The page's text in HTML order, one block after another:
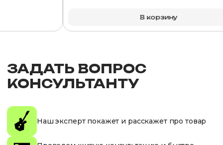
В корзину
ЗАДАТЬ ВОПРОС
КОНСУЛЬТАНТУ
Наш эксперт покажет и расскажет про товар